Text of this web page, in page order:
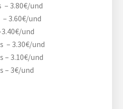
3.80€/und
3.60€/und
und
– 3.30€/und
– 3.10€/und
– 3€/und